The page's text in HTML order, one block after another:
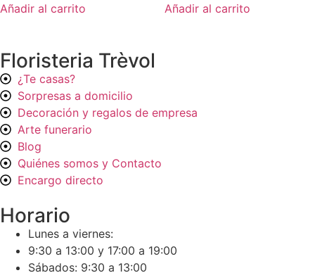
Añadir al carrito Añadir al carrito
Floristeria Trèvol
¿Te casas?
Sorpresas a domicilio
Decoración y regalos de empresa
Arte funerario
Blog
Quiénes somos y Contacto
Encargo directo
Horario
Lunes a viernes:
9:30 a 13:00 y 17:00 a 19:00
Sábados: 9:30 a 13:00